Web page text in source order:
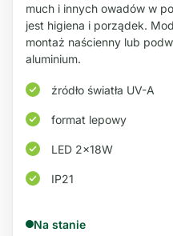
much i innych owadów w
jest higiena i porządek.
montaż naścienny lub
aluminium.
źródło światła UV-A
format lepowy
LED 2x18W
IP21
Na stanie